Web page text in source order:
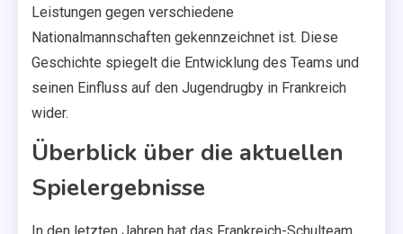
Leistungen gegen verschiedene
Nationalmannschaften gekennzeichnet ist. Diese
Geschichte spiegelt die Entwicklung des Teams und
seinen Einfluss auf den Jugendrugby in Frankreich
wider.
Überblick über die aktuellen
Spielergebnisse